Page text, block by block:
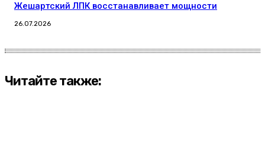
Жешартский ЛПК восстанавливает мощности
26.07.2026
Читайте также: